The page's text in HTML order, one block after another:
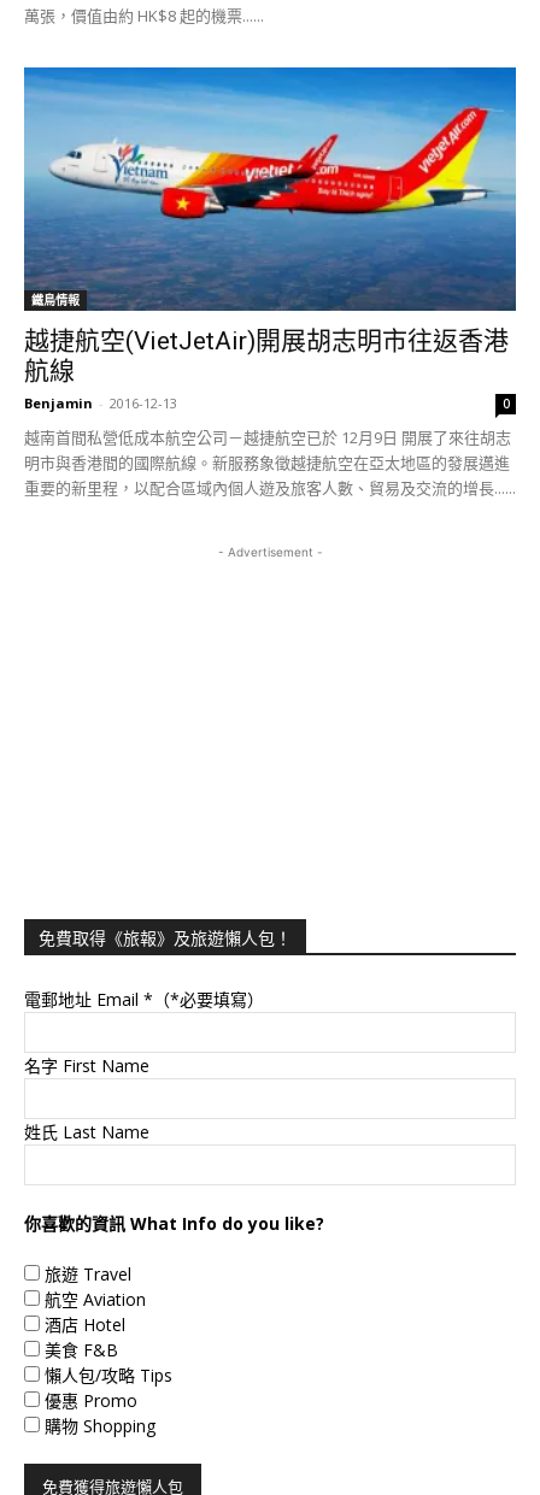
萬張，價值由約 HK$8 起的機票......
鐵鳥情報
越捷航空(VietJetAir)開展胡志明市往返香港
航線
Benjamin - 2016-12-13 0
越南首間私營低成本航空公司－越捷航空已於 12月9日 開展了來往胡志
明市與香港間的國際航線。新服務象徵越捷航空在亞太地區的發展邁進
重要的新里程，以配合區域內個人遊及旅客人數、貿易及交流的增長......
- Advertisement -
免費取得《旅報》及旅遊懶人包！
電郵地址 Email *（*必要填寫）
名字 First Name
姓氏 Last Name
你喜歡的資訊 What Info do you like?
旅遊 Travel
航空 Aviation
酒店 Hotel
美食 F&B
懶人包/攻略 Tips
優惠 Promo
購物 Shopping